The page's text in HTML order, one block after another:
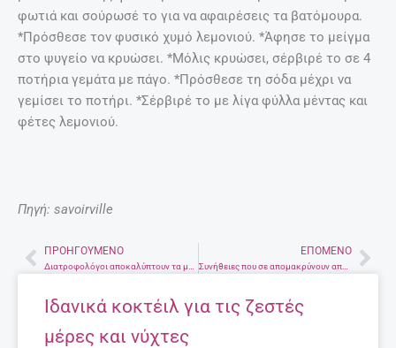
φωτιά και σούρωσέ το για να αφαιρέσεις τα βατόμουρα.
*Πρόσθεσε τον φυσικό χυμό λεμονιού. *Άφησε το μείγμα
στο ψυγείο να κρυώσει. *Μόλις κρυώσει, σέρβιρέ το σε 4
ποτήρια γεμάτα με πάγο. *Πρόσθεσε τη σόδα μέχρι να
γεμίσει το ποτήρι. *Σέρβιρέ το με λίγα φύλλα μέντας και
φέτες λεμονιού.
Πηγή: savoirville
Prev
ΠΡΟΗΓΟΎΜΕΝΟ ΕΠΌΜΕΝΟ
Συνήθειες που σε απομακρύνουν από ένα δυνατό healthy lifestyle
Ιδανικά κοκτέιλ για τις ζεστές
μέρες και νύχτες